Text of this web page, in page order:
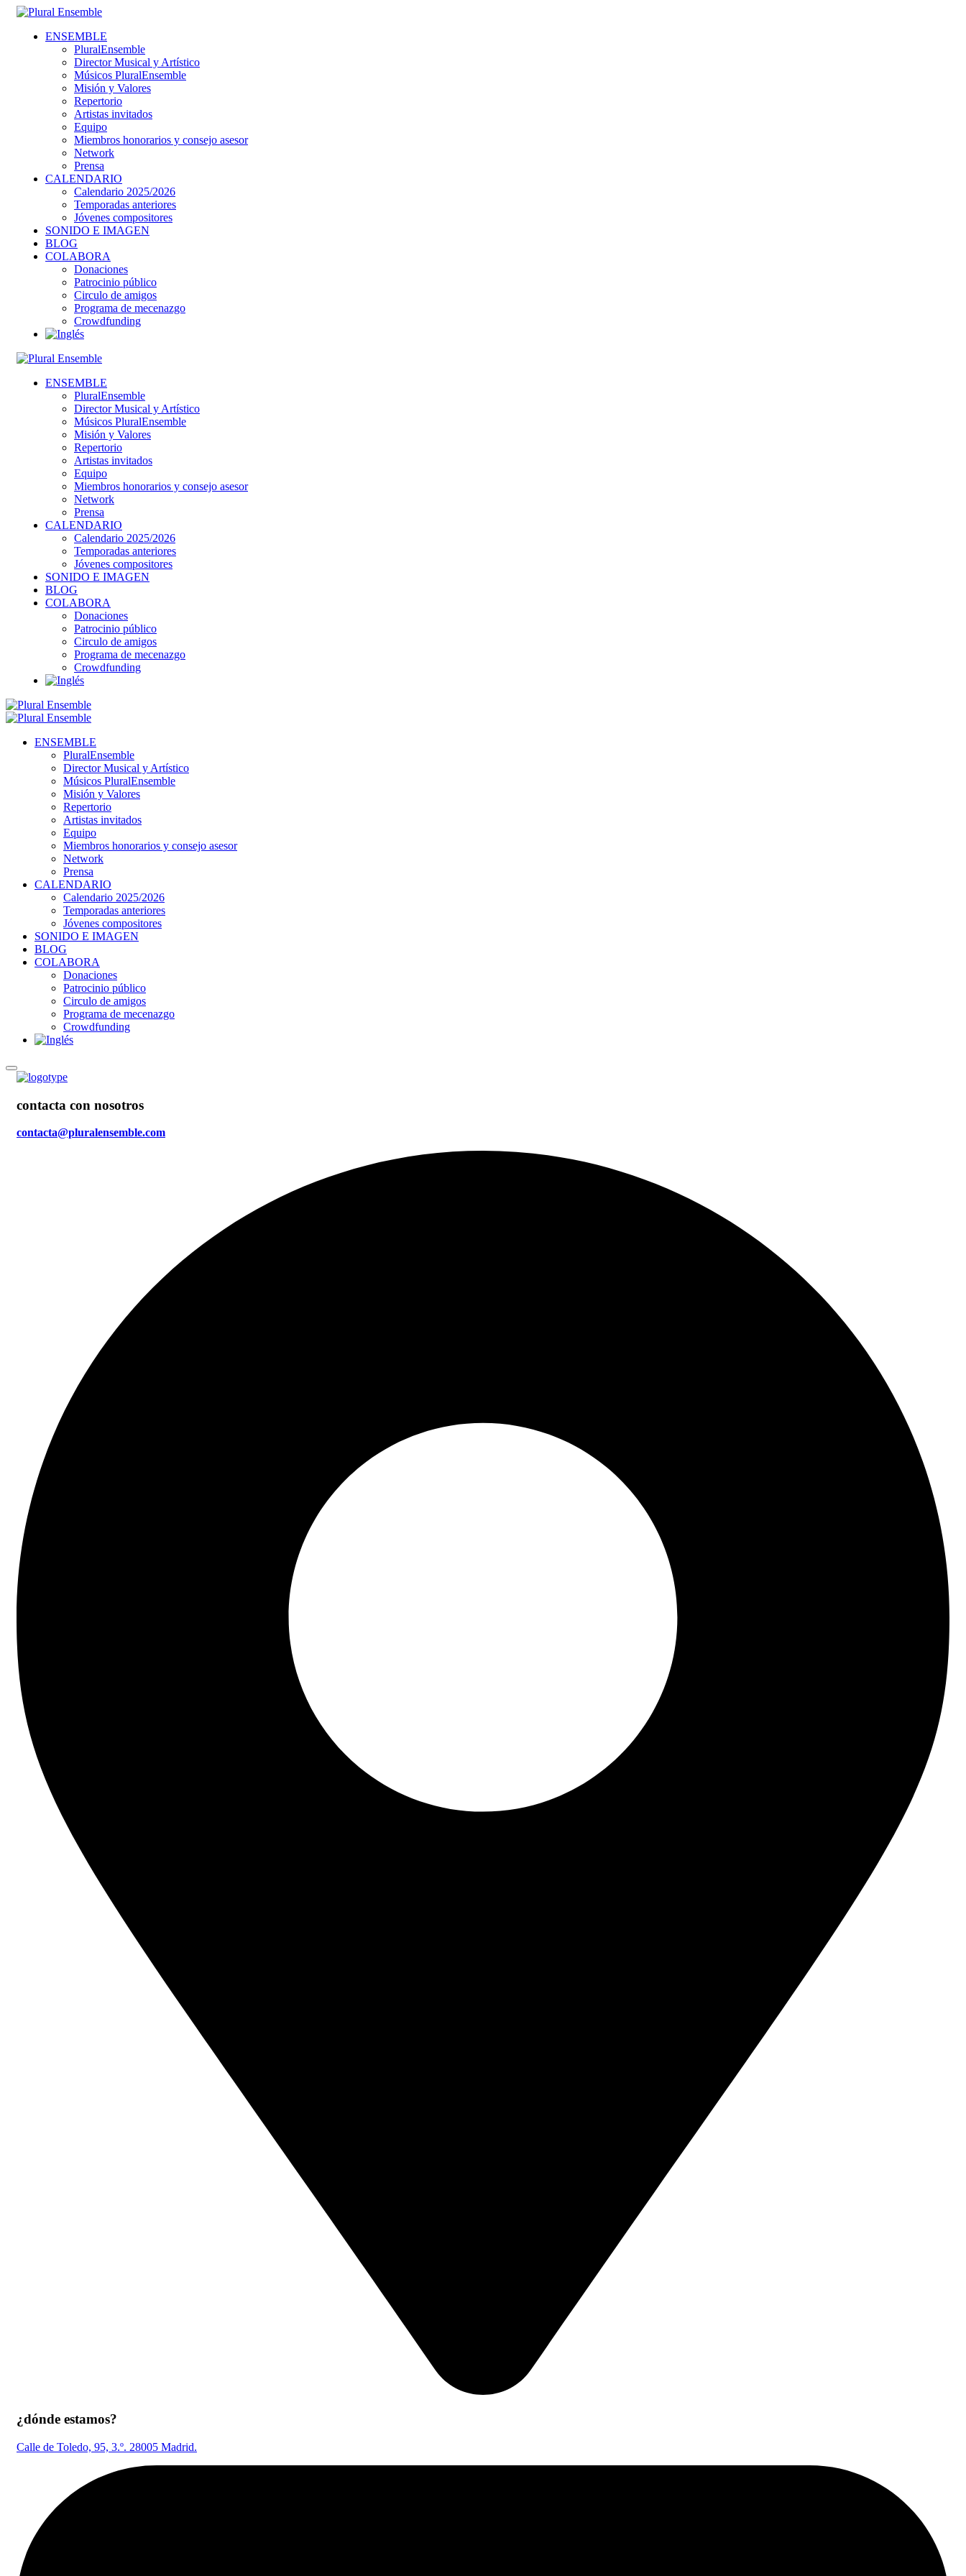
ENSEMBLE
PluralEnsemble
Director Musical y Artístico
Músicos PluralEnsemble
Misión y Valores
Repertorio
Artistas invitados
Equipo
Miembros honorarios y consejo asesor
Network
Prensa
CALENDARIO
Calendario 2025/2026
Temporadas anteriores
Jóvenes compositores
SONIDO E IMAGEN
BLOG
COLABORA
Donaciones
Patrocinio público
Circulo de amigos
Programa de mecenazgo
Crowdfunding
ENSEMBLE
PluralEnsemble
Director Musical y Artístico
Músicos PluralEnsemble
Misión y Valores
Repertorio
Artistas invitados
Equipo
Miembros honorarios y consejo asesor
Network
Prensa
CALENDARIO
Calendario 2025/2026
Temporadas anteriores
Jóvenes compositores
SONIDO E IMAGEN
BLOG
COLABORA
Donaciones
Patrocinio público
Circulo de amigos
Programa de mecenazgo
Crowdfunding
ENSEMBLE
PluralEnsemble
Director Musical y Artístico
Músicos PluralEnsemble
Misión y Valores
Repertorio
Artistas invitados
Equipo
Miembros honorarios y consejo asesor
Network
Prensa
CALENDARIO
Calendario 2025/2026
Temporadas anteriores
Jóvenes compositores
SONIDO E IMAGEN
BLOG
COLABORA
Donaciones
Patrocinio público
Circulo de amigos
Programa de mecenazgo
Crowdfunding
contacta con nosotros
contacta@pluralensemble.com
¿dónde estamos?
Calle de Toledo, 95, 3.º. 28005 Madrid.